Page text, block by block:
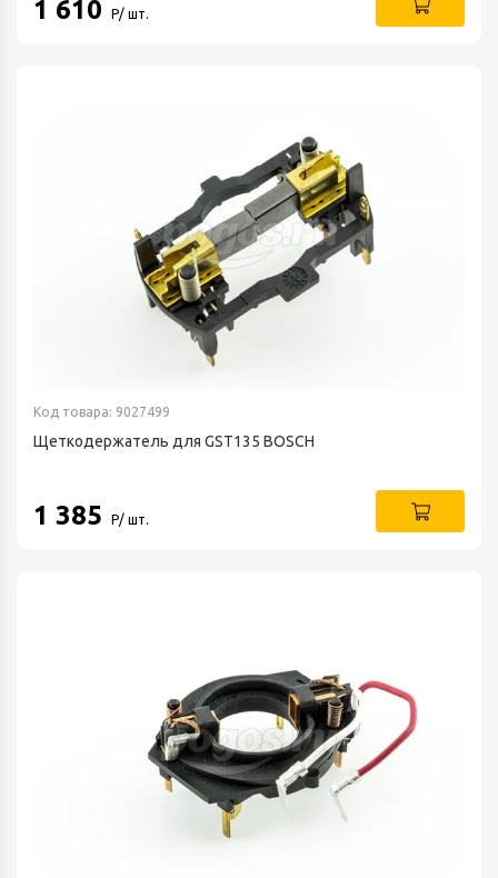
1 610 Р/ шт.
Код товара: 9027499
Щеткодержатель для GST135 BOSCH
1 385 Р/ шт.